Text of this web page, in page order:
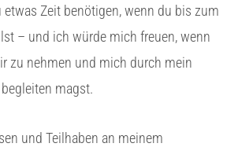
Zeit benötigen, wenn du bis zum
– und ich würde mich freuen, wenn
zu nehmen und mich durch mein
magst.
und Teilhaben an meinem